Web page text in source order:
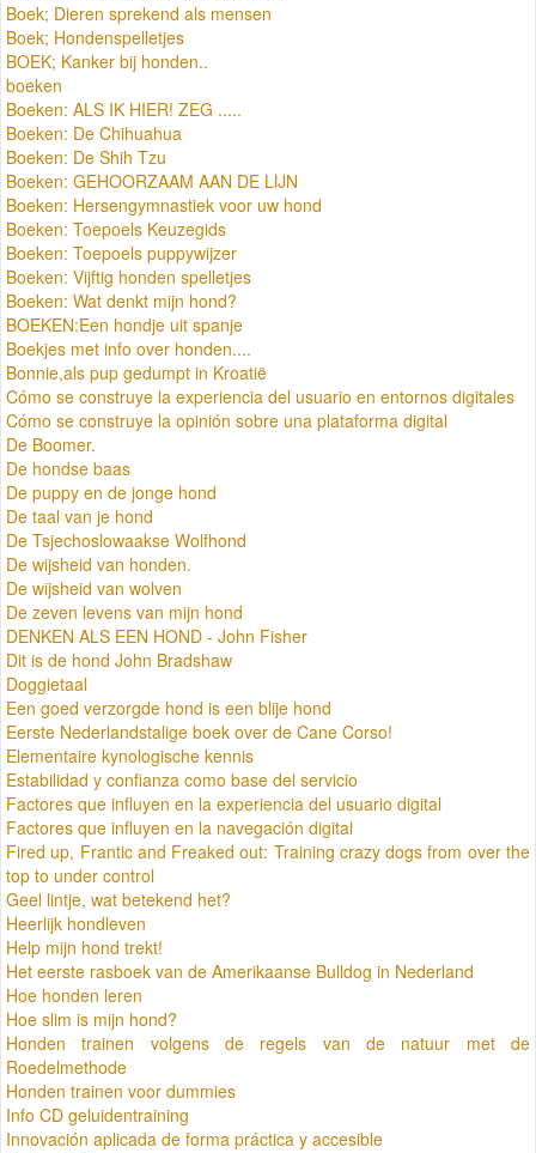
Boek; Dieren sprekend als mensen
Boek; Hondenspelletjes
BOEK; Kanker bij honden..
boeken
Boeken: ALS IK HIER! ZEG .....
Boeken: De Chihuahua
Boeken: De Shih Tzu
Boeken: GEHOORZAAM AAN DE LIJN
Boeken: Hersengymnastiek voor uw hond
Boeken: Toepoels Keuzegids
Boeken: Toepoels puppywijzer
Boeken: Vijftig honden spelletjes
Boeken: Wat denkt mijn hond?
BOEKEN:Een hondje uit spanje
Boekjes met info over honden....
Bonnie,als pup gedumpt in Kroatië
Cómo se construye la experiencia del usuario en entornos digitales
Cómo se construye la opinión sobre una plataforma digital
De Boomer.
De hondse baas
De puppy en de jonge hond
De taal van je hond
De Tsjechoslowaakse Wolfhond
De wijsheid van honden.
De wijsheid van wolven
De zeven levens van mijn hond
DENKEN ALS EEN HOND - John Fisher
Dit is de hond John Bradshaw
Doggietaal
Een goed verzorgde hond is een blije hond
Eerste Nederlandstalige boek over de Cane Corso!
Elementaire kynologische kennis
Estabilidad y confianza como base del servicio
Factores que influyen en la experiencia del usuario digital
Factores que influyen en la navegación digital
Fired up, Frantic and Freaked out: Training crazy dogs from over the
top to under control
Geel lintje, wat betekend het?
Heerlijk hondleven
Help mijn hond trekt!
Het eerste rasboek van de Amerikaanse Bulldog in Nederland
Hoe honden leren
Hoe slim is mijn hond?
Honden trainen volgens de regels van de natuur met de
Roedelmethode
Honden trainen voor dummies
Info CD geluidentraining
Innovación aplicada de forma práctica y accesible